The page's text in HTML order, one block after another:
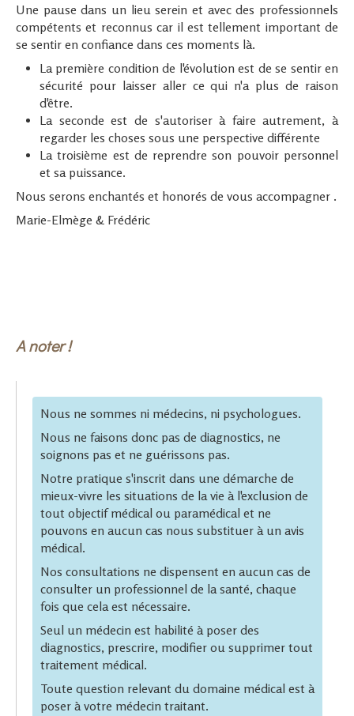
Une pause dans un lieu serein et avec des professionnels
compétents et reconnus car il est tellement important de
se sentir en confiance dans ces moments là.
La première condition de l'évolution est de se sentir en
sécurité pour laisser aller ce qui n'a plus de raison
d'être.
La seconde est de s'autoriser à faire autrement, à
regarder les choses sous une perspective différente
La troisième est de reprendre son pouvoir personnel
et sa puissance.
Nous serons enchantés et honorés de vous accompagner .
Marie-Elmège & Frédéric
A noter !
Nous ne sommes ni médecins, ni psychologues.
Nous ne faisons donc pas de diagnostics, ne
soignons pas et ne guérissons pas.
Notre pratique s'inscrit dans une démarche de
mieux-vivre les situations de la vie à l'exclusion de
tout objectif médical ou paramédical et ne
pouvons en aucun cas nous substituer à un avis
médical.
Nos consultations ne dispensent en aucun cas de
consulter un professionnel de la santé, chaque
fois que cela est nécessaire.
Seul un médecin est habilité à poser des
diagnostics, prescrire, modifier ou supprimer tout
traitement médical.
Toute question relevant du domaine médical est à
poser à votre médecin traitant.